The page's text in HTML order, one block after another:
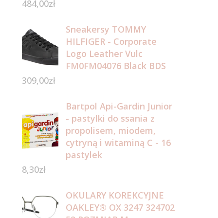
484,00zł
Sneakersy TOMMY
HILFIGER - Corporate
Logo Leather Vulc
FM0FM04076 Black BDS
309,00zł
Bartpol Api-Gardin Junior
- pastylki do ssania z
propolisem, miodem,
cytryną i witaminą C - 16
pastylek
8,30zł
OKULARY KOREKCYJNE
OAKLEY® OX 3247 324702